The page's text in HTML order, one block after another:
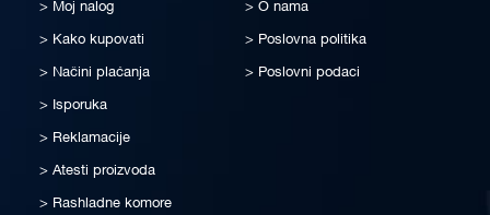
Moj nalog
Kako kupovati
Načini plaćanja
Isporuka
Reklamacije
Atesti proizvoda
Rashladne komore
O nama
Poslovna politika
Poslovni podaci